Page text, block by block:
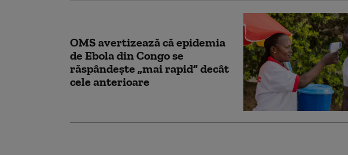
OMS avertizează că epidemia
de Ebola din Congo se
răspândeşte „mai rapid” decât
cele anterioare